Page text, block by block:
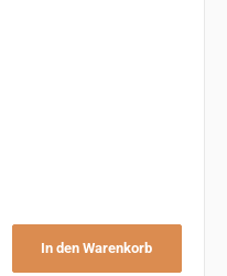
In den Warenkorb